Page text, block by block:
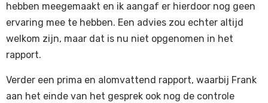
hebben meegemaakt en ik aangaf er hierdoor nog geen
ervaring mee te hebben. Een advies zou echter altijd
welkom zijn, maar dat is nu niet opgenomen in het
rapport.
Verder een prima en alomvattend rapport, waarbij Frank
aan het einde van het gesprek ook nog de controle